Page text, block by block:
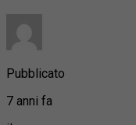
Pubblicato
7 anni fa